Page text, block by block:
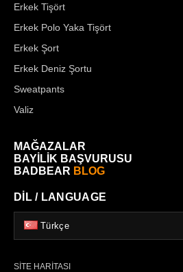
Erkek Tişört
Erkek Polo Yaka Tişört
Erkek Şort
Erkek Deniz Şortu
Sweatpants
Valiz
MAĞAZALAR
BAYİLİK BAŞVURUSU
BADBEAR BLOG
DİL / LANGUAGE
Türkçe
SİTE HARİTASI